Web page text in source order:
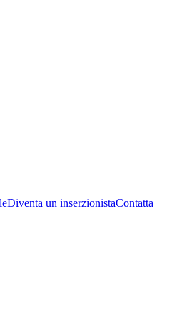
Diventa un inserzionistaContatta